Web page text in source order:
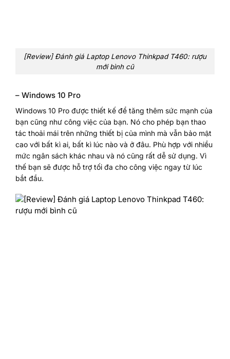
[Review] Đánh giá Laptop Lenovo Thinkpad T460: rượu
mới bình cũ
– Windows 10 Pro
Windows 10 Pro được thiết kế để tăng thêm sức mạnh của
bạn cũng như công việc của bạn. Nó cho phép bạn thao
tác thoải mái trên những thiết bị của mình mà vẫn bảo mật
cao với bất kì ai, bất kì lúc nào và ở đâu. Phù hợp với nhiều
mức ngân sách khác nhau và nó cũng rất dễ sử dụng. Vì
thế bạn sẽ được hỗ trợ tối đa cho công việc ngay từ lúc
bắt đầu.